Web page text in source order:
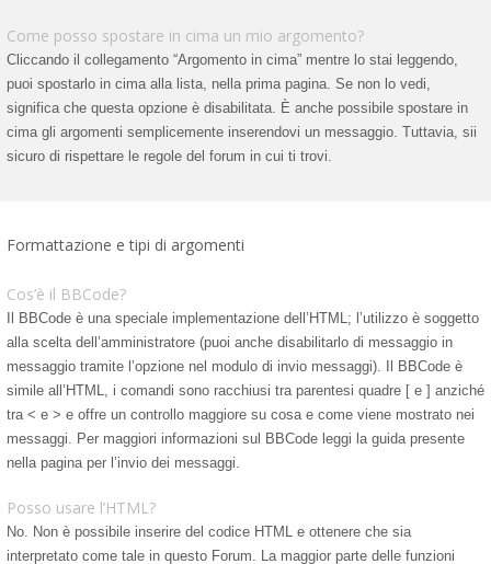
Come posso spostare in cima un mio argomento?
Cliccando il collegamento “Argomento in cima” mentre lo stai leggendo,
puoi spostarlo in cima alla lista, nella prima pagina. Se non lo vedi,
significa che questa opzione è disabilitata. È anche possibile spostare in
cima gli argomenti semplicemente inserendovi un messaggio. Tuttavia, sii
sicuro di rispettare le regole del forum in cui ti trovi.
Formattazione e tipi di argomenti
Cos’è il BBCode?
Il BBCode è una speciale implementazione dell’HTML; l’utilizzo è soggetto
alla scelta dell’amministratore (puoi anche disabilitarlo di messaggio in
messaggio tramite l’opzione nel modulo di invio messaggi). Il BBCode è
simile all’HTML, i comandi sono racchiusi tra parentesi quadre [ e ] anziché
tra < e > e offre un controllo maggiore su cosa e come viene mostrato nei
messaggi. Per maggiori informazioni sul BBCode leggi la guida presente
nella pagina per l’invio dei messaggi.
Posso usare l’HTML?
No. Non è possibile inserire del codice HTML e ottenere che sia
interpretato come tale in questo Forum. La maggior parte delle funzioni